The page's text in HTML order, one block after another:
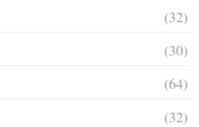
(32)
(30)
(64)
(32)